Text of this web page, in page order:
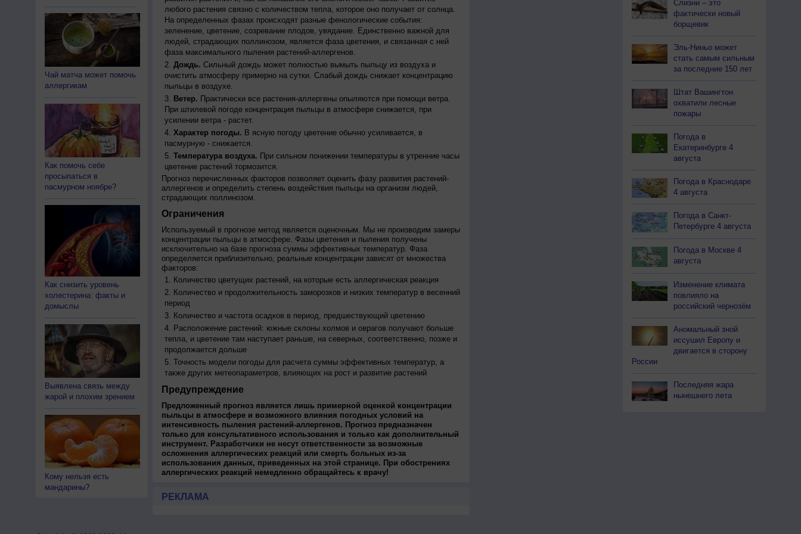
Чай матча может помочь
аллергикам
Как помочь себе
просыпаться в
пасмурном ноябре?
Как снизить уровень
холестерина: факты и
домыслы
Выявлена связь между
жарой и плохим зрением
Кому нельзя есть
мандарины?
любого растения связно с количеством тепла, которое оно получает от солнца.
На определенных фазах происходят разные фенологические события:
зеленение, цветение, созревание плодов, увядание. Единственно важной для
людей, страдающих поллинозом, является фаза цветения, и связанная с ней
фаза максимального пыления растений-аллергенов.
Дождь. Сильный дождь может полностью вымыть пыльцу из воздуха и
очистить атмосферу примерно на сутки. Слабый дождь снижает концентрацию
пыльцы в воздухе.
Ветер. Практически все растения-аллергены опыляются при помощи ветра.
При штилевой погоде концентрация пыльцы в атмосфере снижается, при
усилении ветра - растет.
Характер погоды. В ясную погоду цветение обычно усиливается, в
пасмурную - снижается.
Температура воздуха. При сильном понижении температуры в утренние часы
цветение растений тормозится.
Прогноз перечисленных факторов позволяет оценить фазу развития растений-
аллергенов и определить степень воздействия пыльцы на организм людей,
страдающих поллинозом.
Ограничения
Используемый в прогнозе метод является оценочным. Мы не производим замеры
концентрации пыльцы в атмосфере. Фазы цветения и пыления получены
исключительно на базе прогноза суммы эффективных температур. Фаза
определяется приблизительно, реальные концентрации зависят от множества
факторов:
Количество цветущих растений, на которые есть аллергическая реакция
Количество и продолжительность заморозков и низких температур в весенний
период
Количество и частота осадков в период, предшествующий цветению
Расположение растений: южные склоны холмов и оврагов получают больше
тепла, и цветение там наступает раньше, на северных, соответственно, позже и
продолжается дольше
Точность модели погоды для расчета суммы эффективных температур, а
также других метеопараметров, влияющих на рост и развитие растений
Предупреждение
Предложенный прогноз является лишь примерной оценкой концентрации
пыльцы в атмосфере и возможного влияния погодных условий на
интенсивность пыления растений-аллергенов. Прогноз предназначен
только для консультативного использования и только как дополнительный
инструмент. Разработчики не несут ответственности за возможные
осложнения аллергических реакций или смерть больных из-за
использования данных, приведенных на этой странице. При обострениях
аллергических реакций немедленно обращайтесь к врачу!
РЕКЛАМА
Слизни – это
фактически новый
борщевик
Эль-Ниньо может
стать самым сильным
за последние 150 лет
Штат Вашингтон
охватили лесные
пожары
Погода в
Екатеринбурге 4
августа
Погода в Краснодаре
4 августа
Погода в Санкт-
Петербурге 4 августа
Погода в Москве 4
августа
Изменение климата
повлияло на
российский чернозём
Аномальный зной
иссушил Европу и
двигается в сторону
России
Последняя жара
нынешнего лета